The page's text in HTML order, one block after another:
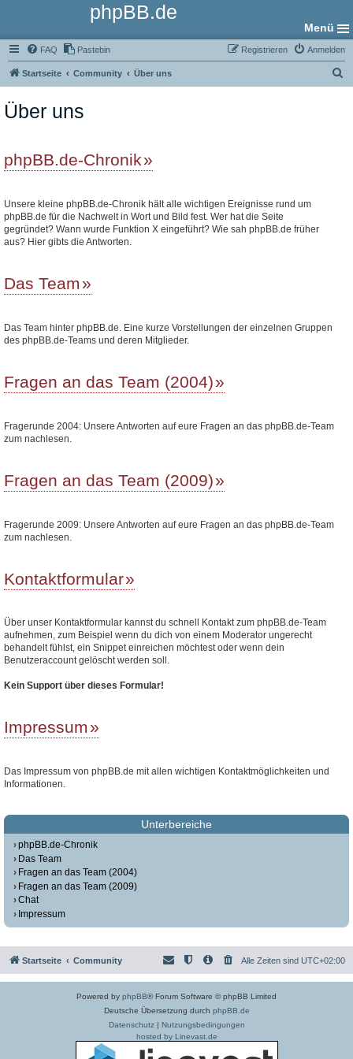
phpBB.de
Menü
FAQ Pastebin Anmelden
Registrieren
Startseite Community Über uns
Über uns
phpBB.de-Chronik
Unsere kleine phpBB.de-Chronik hält alle wichtigen Ereignisse rund um
phpBB.de für die Nachwelt in Wort und Bild fest. Wer hat die Seite
gegründet? Wann wurde Funktion X eingeführt? Wie sah phpBB.de früher
aus? Hier gibts die Antworten.
Das Team
Das Team hinter phpBB.de. Eine kurze Vorstellungen der einzelnen Gruppen
des phpBB.de-Teams und deren Mitglieder.
Fragen an das Team (2004)
Fragerunde 2004: Unsere Antworten auf eure Fragen an das phpBB.de-Team
zum nachlesen.
Fragen an das Team (2009)
Fragerunde 2009: Unsere Antworten auf eure Fragen an das phpBB.de-Team
zum nachlesen.
Kontaktformular
Über unser Kontaktformular kannst du schnell Kontakt zum phpBB.de-Team
aufnehmen, zum Beispiel wenn du dich von einem Moderator ungerecht
behandelt fühlst, ein Snippet einreichen möchtest oder wenn dein
Benutzeraccount gelöscht werden soll.
Kein Support über dieses Formular!
Impressum
Das Impressum von phpBB.de mit allen wichtigen Kontaktmöglichkeiten und
Informationen.
Unterbereiche
phpBB.de-Chronik
Das Team
Fragen an das Team (2004)
Fragen an das Team (2009)
Chat
Impressum
Startseite Community Alle Zeiten sind UTC+02:00
Powered by phpBB® Forum Software © phpBB Limited
Deutsche Übersetzung durch phpBB.de
Datenschutz| Nutzungsbedingungen
hosted by Linevast.de